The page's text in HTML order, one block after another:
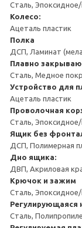
Сталь,
Колесо:
Ацеталь пластик
Полка
ДСП, Ламинат
Плавно
Сталь, Медное
Устройство для
Ацеталь пластик
Проволочная
Сталь,
Ящик без
ДСП, Полимерная
Дно ящика:
ДВП, Акриловая
Крючок и зажим
Сталь,
Регулирующаяся
Сталь,